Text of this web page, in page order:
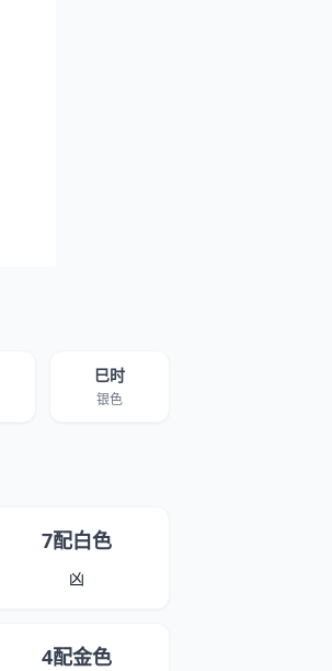
巳时
银色
7配白色
凶
4配金色